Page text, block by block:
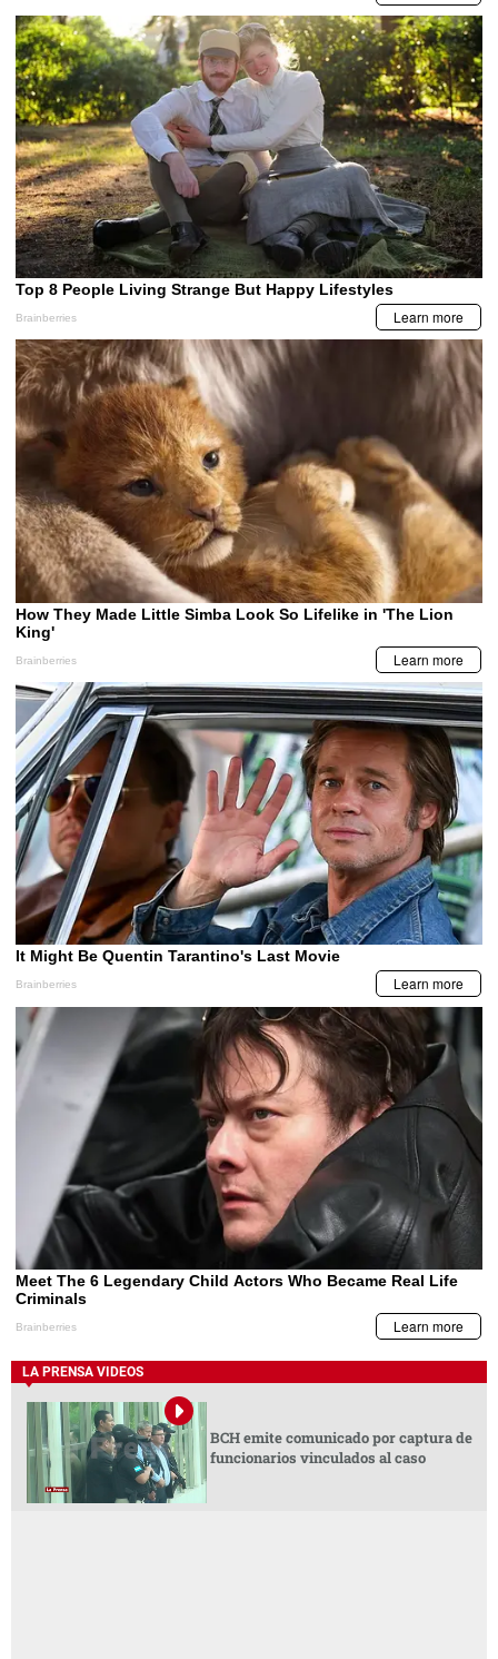
LA PRENSA VIDEOS
BCH emite comunicado por captura de
funcionarios vinculados al caso